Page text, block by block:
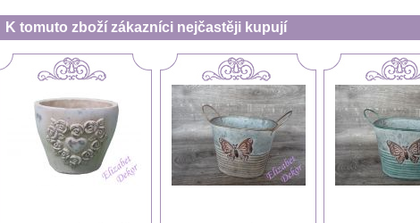
K tomuto zboží zákazníci nejčastěji kupují